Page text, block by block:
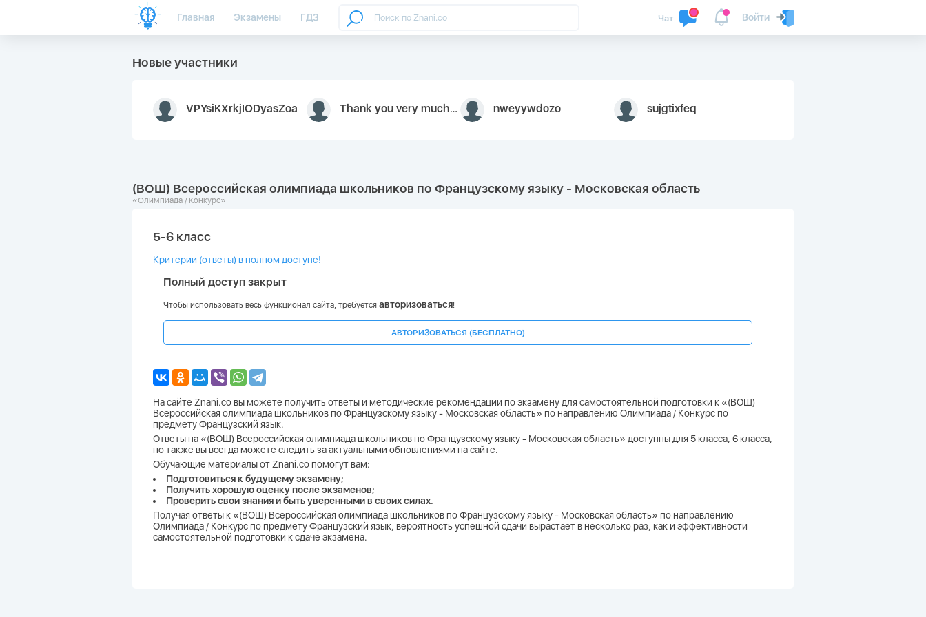
Главная Экзамены ГДЗ Войти
Чат
Новые участники
VPYsiKXrkjIODyasZoa Thank you very much for your inquiry We appreciate you 9126052 https://youtube.com faceapple ! nweyywdozo sujgtixfeq
(ВОШ) Всероссийская олимпиада школьников по Французскому языку - Московская область
«Олимпиада / Конкурс»
5-6 класс
Критерии (ответы) в полном доступе!
Полный доступ закрыт
Чтобы использовать весь функционал сайта, требуется авторизоваться!
АВТОРИЗОВАТЬСЯ (БЕСПЛАТНО)
На сайте Znani.co вы можете получить ответы и методические рекомендации по экзамену для самостоятельной подготовки к «(ВОШ)
Всероссийская олимпиада школьников по Французскому языку - Московская область» по направлению Олимпиада / Конкурс по
предмету Французский язык.
Ответы на «(ВОШ) Всероссийская олимпиада школьников по Французскому языку - Московская область» доступны для 5 класса, 6 класса,
но также вы всегда можете следить за актуальными обновлениями на сайте.
Обучающие материалы от Znani.co помогут вам:
Подготовиться к будущему экзамену;
Получить хорошую оценку после экзаменов;
Проверить свои знания и быть уверенными в своих силах.
Получая ответы к «(ВОШ) Всероссийская олимпиада школьников по Французскому языку - Московская область» по направлению
Олимпиада / Конкурс по предмету Французский язык, вероятность успешной сдачи вырастает в несколько раз, как и эффективности
самостоятельной подготовки к сдаче экзамена.